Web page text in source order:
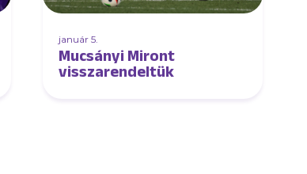
január 5.
Mucsányi Miront
visszarendeltük